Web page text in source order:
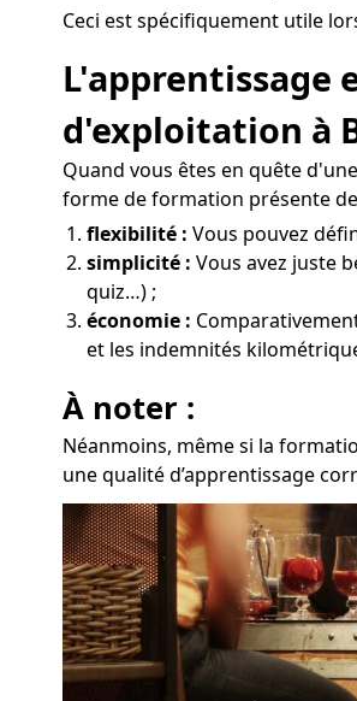
Ceci est spécifiquement utile
L'apprentissage
d'exploitation à
Quand vous êtes en quête
forme de formation présente
flexibilité : Vous pouvez
simplicité : Vous avez juste
quiz…) ;
économie :
et les indemnités
À noter :
Néanmoins, même si la
une qualité d’apprentissage